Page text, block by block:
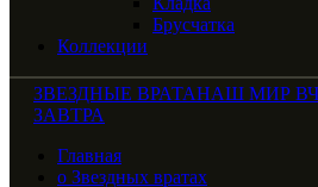
Брусчатка
Коллекции
ЗВЕЗДНЫЕ ВРАТАНАШ МИР
ЗАВТРА
Главная
о Звездных вратах